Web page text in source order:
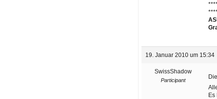
19. Januar 2010 um 15:34
SwissShadow
Participant
Es